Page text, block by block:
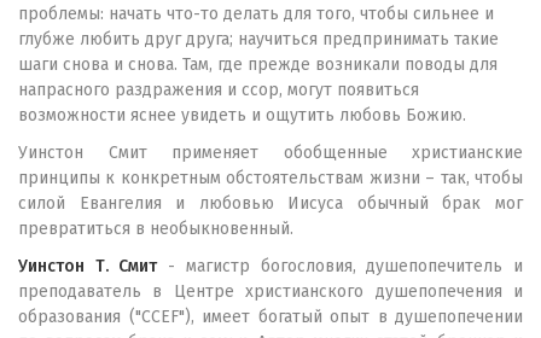
проблемы: начать что-то делать для того, чтобы сильнее и
глубже любить друг друга; научиться предпринимать такие
шаги снова и снова. Там, где прежде возникали поводы для
напрасного раздражения и ссор, могут появиться
возможности яснее увидеть и ощутить любовь Божию.
Уинстон Смит применяет обобщенные христианские
принципы к конкретным обстоятельствам жизни – так, чтобы
силой Евангелия и любовью Иисуса обычный брак мог
превратиться в необыкновенный.
Уинстон Т. Смит - магистр богословия, душепопечитель и
преподаватель в Центре христианского душепопечения и
образования ("CCEF"), имеет богатый опыт в душепопечении